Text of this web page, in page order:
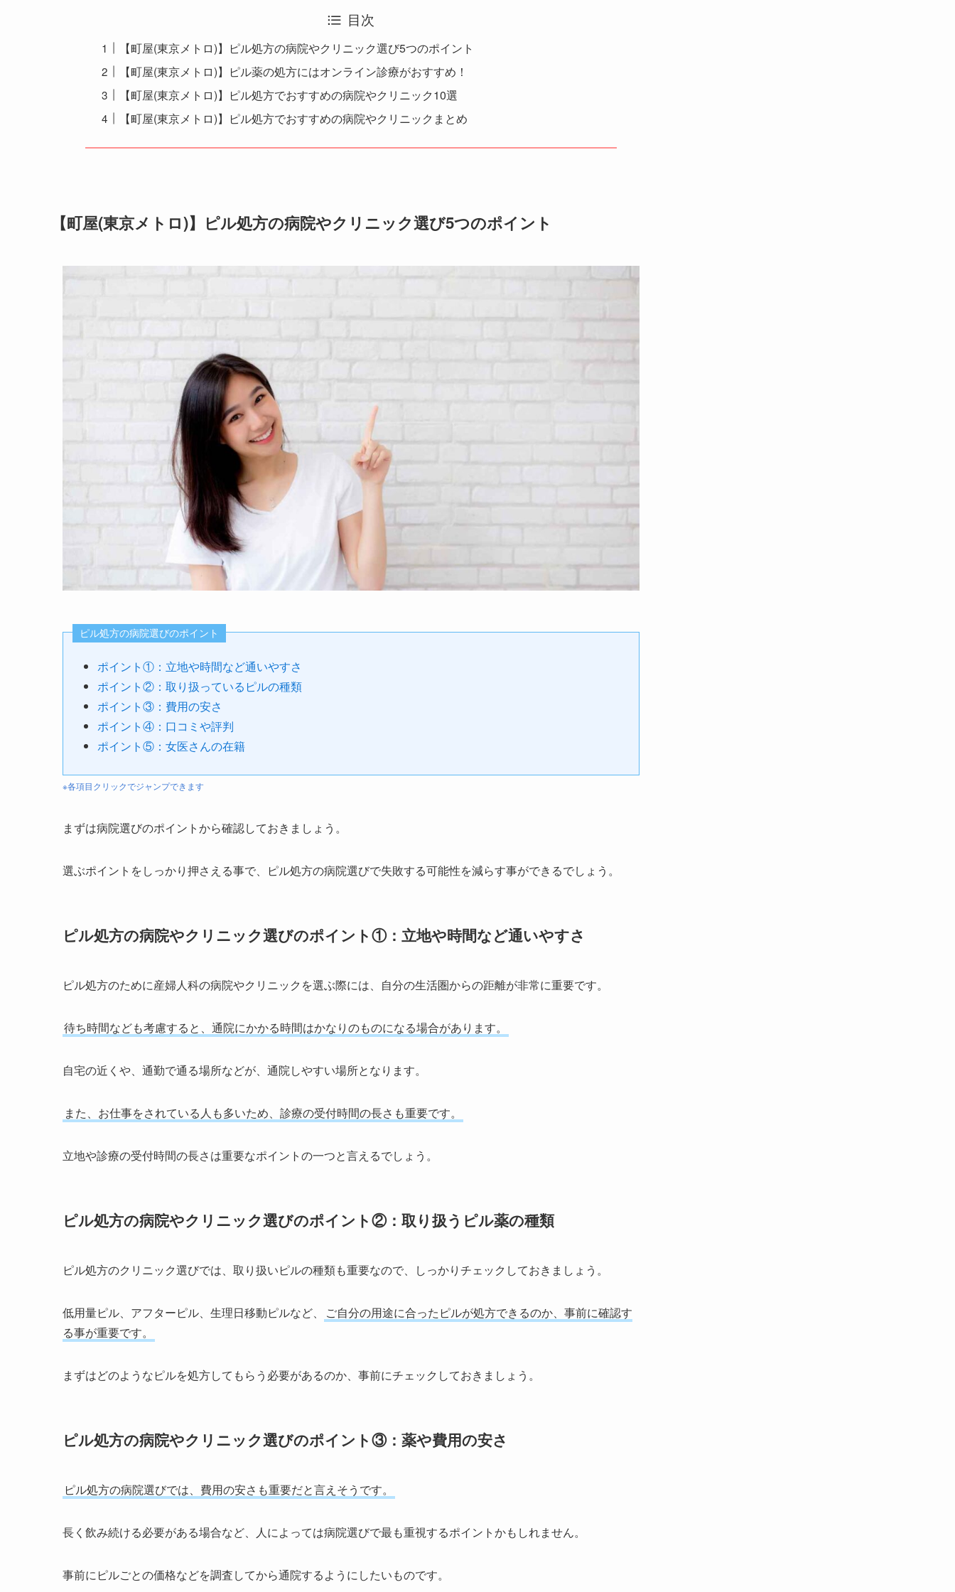
目次
【町屋(東京メトロ)】ピル処方の病院やクリニック選び5つのポイント
【町屋(東京メトロ)】ピル薬の処方にはオンライン診療がおすすめ！
【町屋(東京メトロ)】ピル処方でおすすめの病院やクリニック10選
【町屋(東京メトロ)】ピル処方でおすすめの病院やクリニックまとめ
【町屋(東京メトロ)】ピル処方の病院やクリニック選び5つのポイント
ピル処方の病院選びのポイント
ポイント①：立地や時間など通いやすさ
ポイント②：取り扱っているピルの種類
ポイント③：費用の安さ
ポイント④：口コミや評判
ポイント⑤：女医さんの在籍
※各項目クリックでジャンプできます
まずは病院選びのポイントから確認しておきましょう。
選ぶポイントをしっかり押さえる事で、ピル処方の病院選びで失敗する可能性を減らす事ができるでしょう。
ピル処方の病院やクリニック選びのポイント①：立地や時間など通いやすさ
ピル処方のために産婦人科の病院やクリニックを選ぶ際には、自分の生活圏からの距離が非常に重要です。
待ち時間なども考慮すると、通院にかかる時間はかなりのものになる場合があります。
自宅の近くや、通勤で通る場所などが、通院しやすい場所となります。
また、お仕事をされている人も多いため、診療の受付時間の長さも重要です。
立地や診療の受付時間の長さは重要なポイントの一つと言えるでしょう。
ピル処方の病院やクリニック選びのポイント②：取り扱うピル薬の種類
ピル処方のクリニック選びでは、取り扱いピルの種類も重要なので、しっかりチェックしておきましょう。
低用量ピル、アフターピル、生理日移動ピルなど、
ご自分の用途に合ったピルが処方できるのか、事前に確認す
る事が重要です。
まずはどのようなピルを処方してもらう必要があるのか、事前にチェックしておきましょう。
ピル処方の病院やクリニック選びのポイント③：薬や費用の安さ
ピル処方の病院選びでは、費用の安さも重要だと言えそうです。
長く飲み続ける必要がある場合など、人によっては病院選びで最も重視するポイントかもしれません。
事前にピルごとの価格などを調査してから通院するようにしたいものです。